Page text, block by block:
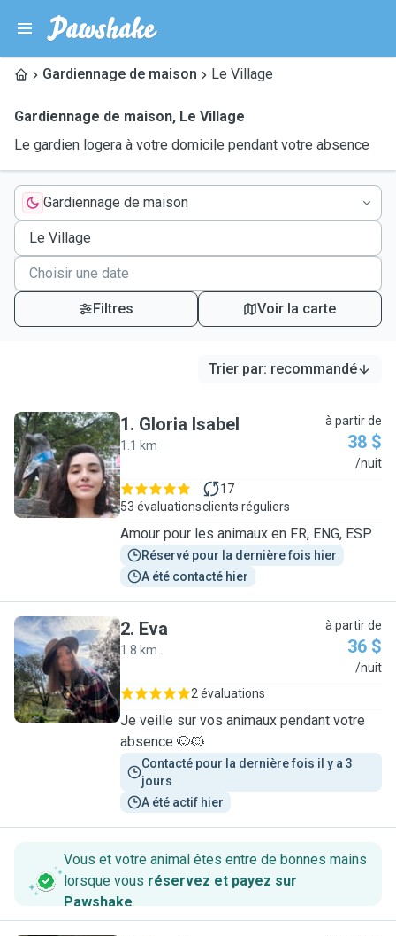
Gardiennage de maison Le Village
Gardiennage de maison, Le Village
Le gardien logera à votre domicile pendant votre absence
Gardiennage de maison
Filtres Voir la carte
Trier par: recommandé
G
1. Gloria Isabel
1.1 km
à partir de
38 $
/nuit
53 évaluations
17
clients réguliers
Amour pour les animaux en FR, ENG, ESP
Réservé pour la dernière fois hier
A été contacté hier
E
2. Eva
1.8 km
à partir de
36 $
/nuit
2 évaluations
Je veille sur vos animaux pendant votre
absence 🐶🐱
Contacté pour la dernière fois il y a 3
jours
A été actif hier
Vous et votre animal êtes entre de bonnes mains
lorsque vous réservez et payez sur
Pawshake.